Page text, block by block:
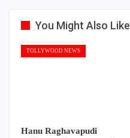
You Might Also Like
TOLLYWOOD NEWS
Hanu Raghavapudi